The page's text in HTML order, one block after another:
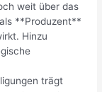
weit über das
**Produzent**
Hinzu
trägt